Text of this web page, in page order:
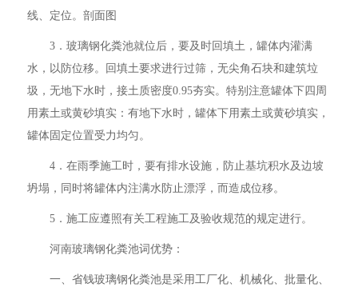
线、定位。剖面图
3．玻璃钢化粪池就位后，要及时回填土，罐体内灌满
水，以防位移。回填土要求进行过筛，无尖角石块和建筑垃
圾，无地下水时，接土质密度0.95夯实。特别注意罐体下四周
用素土或黄砂填实：有地下水时，罐体下用素土或黄砂填实，
罐体固定位置受力均匀。
4．在雨季施工时，要有排水设施，防止基坑积水及边坡
坍塌，同时将罐体内注满水防止漂浮，而造成位移。
5．施工应遵照有关工程施工及验收规范的规定进行。
河南玻璃钢化粪池词优势：
一、省钱玻璃钢化粪池是采用工厂化、机械化、批量化、